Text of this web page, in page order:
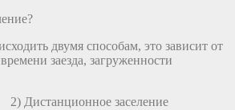
двумя способам, это зависит от
заезда, загруженности
Дистанционное заселение